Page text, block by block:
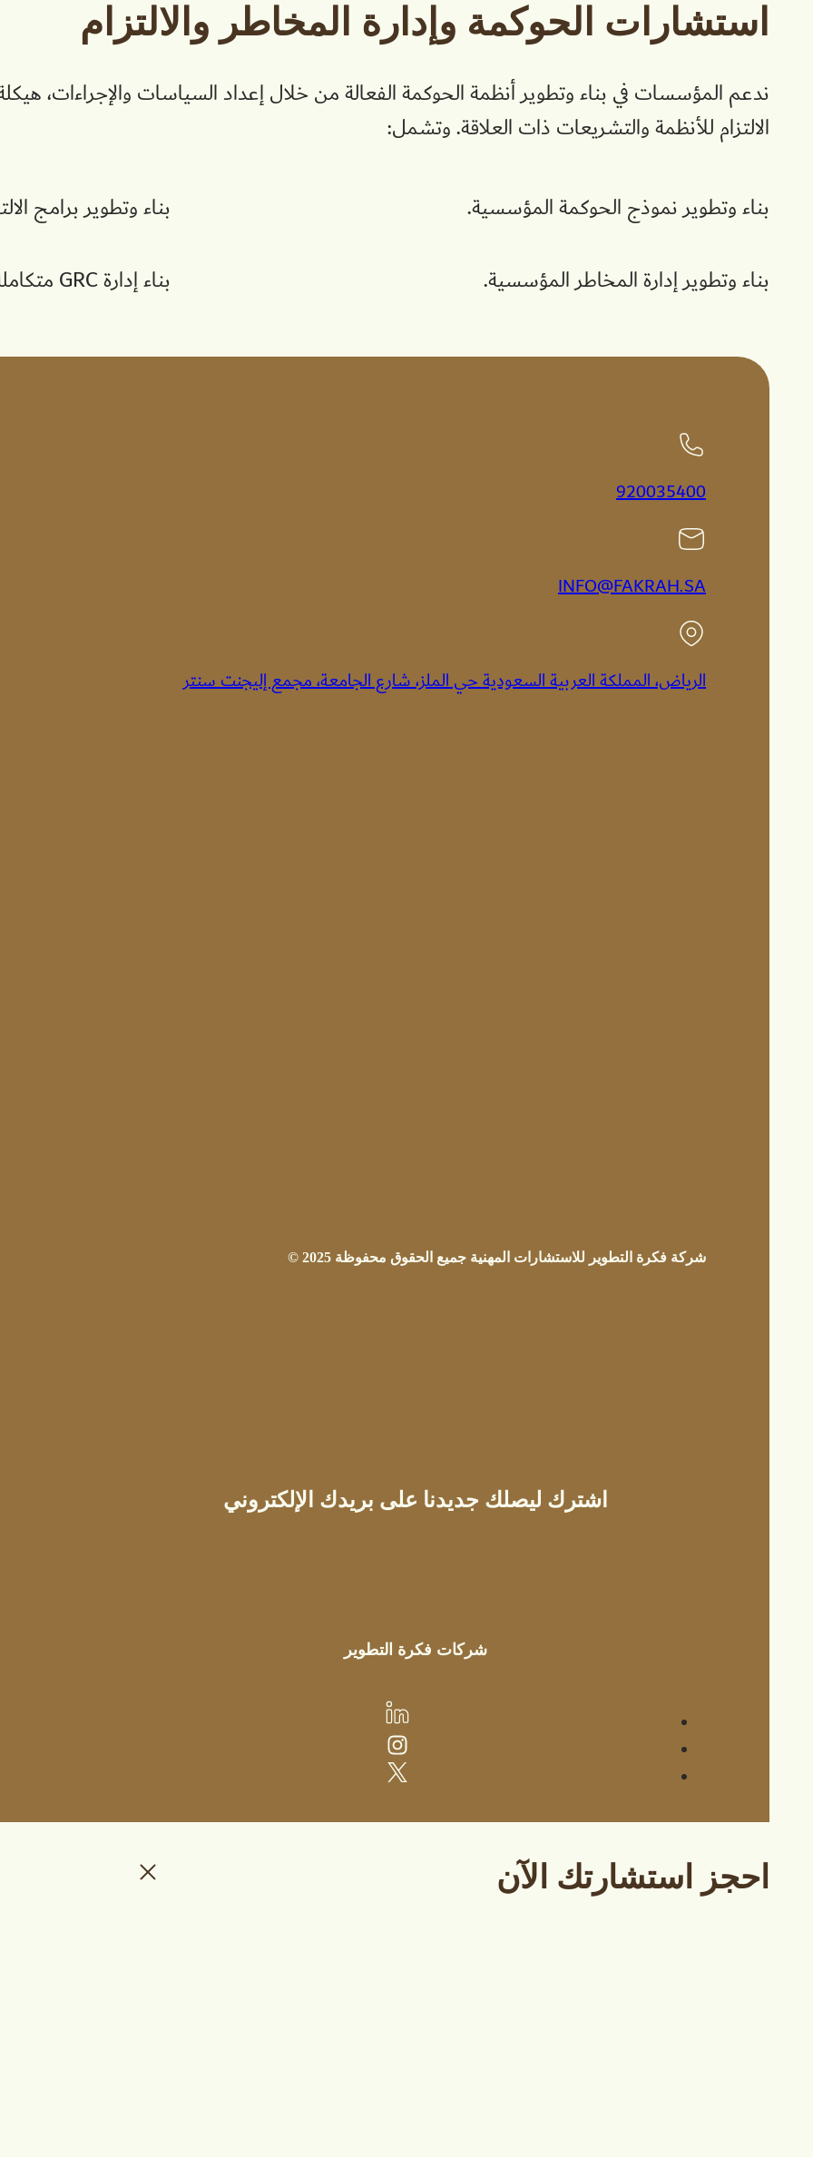
استشارات الحوكمة وإدارة المخاطر والالتزام
ندعم المؤسسات في بناء وتطوير أنظمة الحوكمة الفعالة من خلال إعداد السياسات والإجراءات،
الالتزام للأنظمة والتشريعات ذات العلاقة. وتشمل:
بناء وتطوير نموذج الحوكمة المؤسسية. بناء وتطوير برامج
بناء وتطوير إدارة المخاطر المؤسسية. بناء إدارة GRC متكاملة.
920035400
INFO@FAKRAH.SA
الرياض، المملكة العربية السعودية حي الملز، شارع الجامعة، مجمع إليجنت سنتر
شركة فكرة التطوير للاستشارات المهنية جميع الحقوق محفوظة 2025 ©
اشترك ليصلك جديدنا على بريدك الإلكتروني
شركات فكرة التطوير
احجز استشارتك الآن